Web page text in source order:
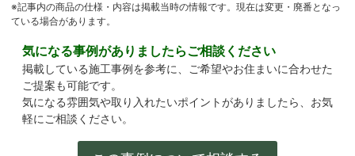
※記事内の商品の仕様・内容は掲載当時の情報です。現在は変更・廃番となっ
ている場合があります。
気になる事例がありましたらご相談ください
掲載している施工事例を参考に、ご希望やお住まいに合わせた
ご提案も可能です。
気になる雰囲気や取り入れたいポイントがありましたら、お気
軽にご相談ください。